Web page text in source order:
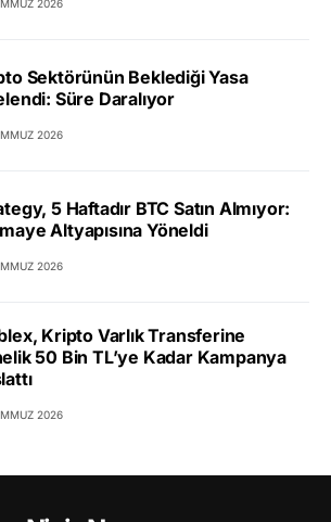
2026
Sektörünün Beklediği Yasa
Süre Daralıyor
2026
5 Haftadır BTC Satın Almıyor:
Altyapısına Yöneldi
2026
Kripto Varlık Transferine
50 Bin TL’ye Kadar Kampanya
2026